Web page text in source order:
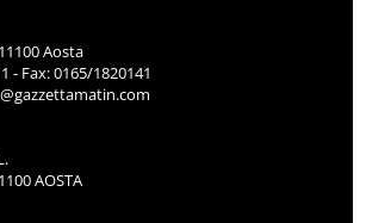
Aosta
- Fax: 0165/1820141
AOSTA